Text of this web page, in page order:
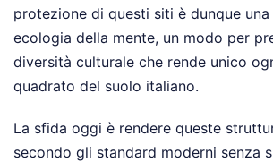
protezione di questi siti è dunque
ecologia della mente, un modo per
diversità culturale che rende unico
quadrato del suolo italiano.
La sfida oggi è rendere queste
secondo gli standard moderni senza